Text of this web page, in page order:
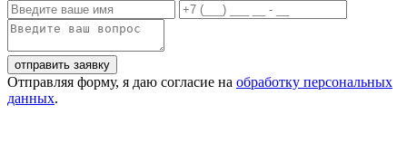
Отправляя форму, я даю согласие на обработку персональных
данных.